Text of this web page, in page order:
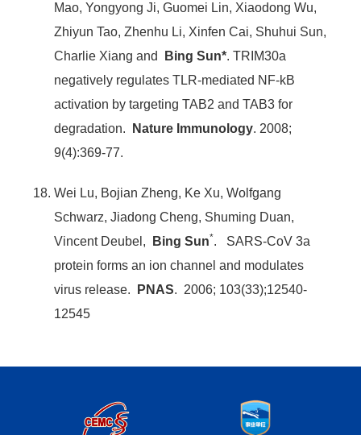
Mao, Yongyong Ji, Guomei Lin, Xiaodong Wu,
Zhiyun Tao, Zhenhu Li, Xinfen Cai, Shuhui Sun,
Charlie Xiang and
Bing Sun*. TRIM30a
negatively regulates TLR-mediated NF-kB
activation by targeting TAB2 and TAB3 for
degradation.
Nature Immunology. 2008;
9(4):369-77.
Wei Lu, Bojian Zheng, Ke Xu, Wolfgang
Schwarz, Jiadong Cheng, Shuming Duan,
Vincent Deubel,
Bing Sun*. SARS-CoV 3a
protein forms an ion channel and modulates
virus release.
PNAS. 2006; 103(33);12540-
12545